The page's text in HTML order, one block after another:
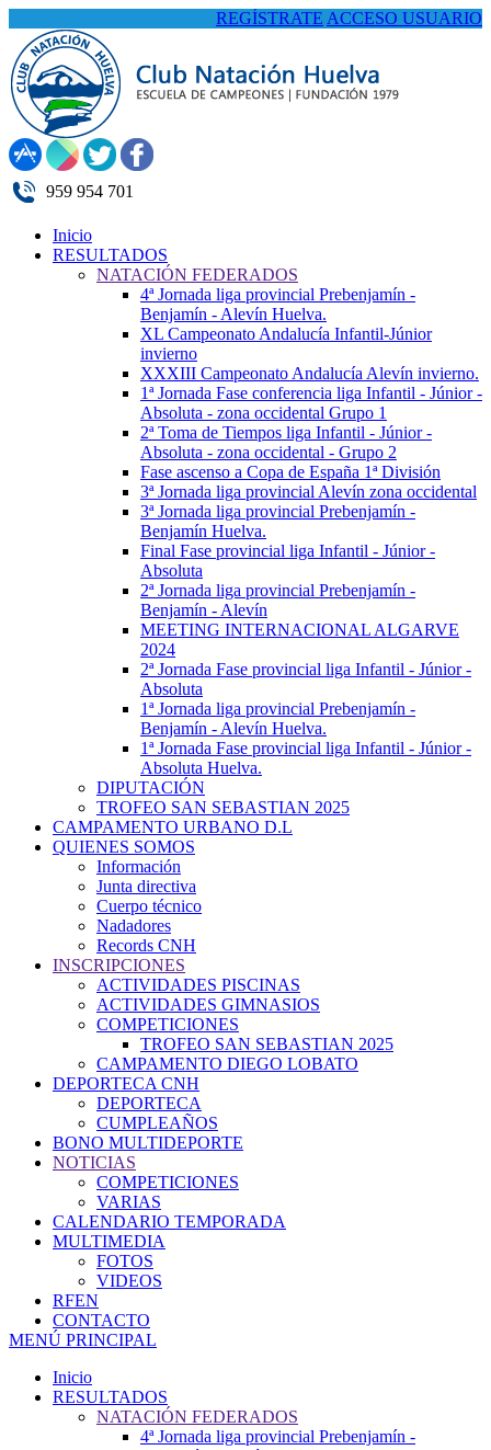
REGÍSTRATE ACCESO USUARIO
959 954 701
Inicio
RESULTADOS
NATACIÓN FEDERADOS
4ª Jornada liga provincial Prebenjamín -
Benjamín - Alevín Huelva.
XL Campeonato Andalucía Infantil-Júnior
invierno
XXXIII Campeonato Andalucía Alevín invierno.
1ª Jornada Fase conferencia liga Infantil - Júnior -
Absoluta - zona occidental Grupo 1
2ª Toma de Tiempos liga Infantil - Júnior -
Absoluta - zona occidental - Grupo 2
Fase ascenso a Copa de España 1ª División
3ª Jornada liga provincial Alevín zona occidental
3ª Jornada liga provincial Prebenjamín -
Benjamín Huelva.
Final Fase provincial liga Infantil - Júnior -
Absoluta
2ª Jornada liga provincial Prebenjamín -
Benjamín - Alevín
MEETING INTERNACIONAL ALGARVE
2024
2ª Jornada Fase provincial liga Infantil - Júnior -
Absoluta
1ª Jornada liga provincial Prebenjamín -
Benjamín - Alevín Huelva.
1ª Jornada Fase provincial liga Infantil - Júnior -
Absoluta Huelva.
DIPUTACIÓN
TROFEO SAN SEBASTIAN 2025
CAMPAMENTO URBANO D.L
QUIENES SOMOS
Información
Junta directiva
Cuerpo técnico
Nadadores
Records CNH
INSCRIPCIONES
ACTIVIDADES PISCINAS
ACTIVIDADES GIMNASIOS
COMPETICIONES
TROFEO SAN SEBASTIAN 2025
CAMPAMENTO DIEGO LOBATO
DEPORTECA CNH
DEPORTECA
CUMPLEAÑOS
BONO MULTIDEPORTE
NOTICIAS
COMPETICIONES
VARIAS
CALENDARIO TEMPORADA
MULTIMEDIA
FOTOS
VIDEOS
RFEN
CONTACTO
MENÚ PRINCIPAL
Inicio
RESULTADOS
NATACIÓN FEDERADOS
4ª Jornada liga provincial Prebenjamín -